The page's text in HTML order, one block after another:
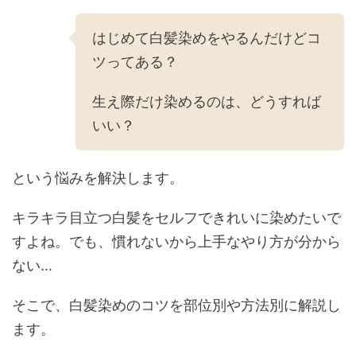
はじめて白髪染めをやるんだけどコ
ツってある？
生え際だけ染めるのは、どうすれば
いい？
という悩みを解決します。
キラキラ目立つ白髪をセルフできれいに染めたいで
すよね。でも、慣れないから上手なやり方が分から
ない…
そこで、白髪染めのコツを部位別や方法別に解説し
ます。